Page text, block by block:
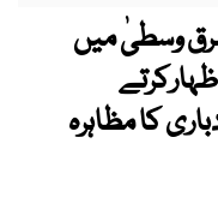
وسطیٰ میں
کا مظاہرہ